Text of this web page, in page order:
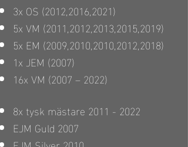
3x OS (2012,2016,2021)
5x VM (2011,2012,2013,2015,2019)
5x EM (2009,2010,2010,2012,2018)
1x JEM (2007)
16x VM (2007 – 2022)
8x tysk mästare 2011 - 2022
EJM Guld 2007